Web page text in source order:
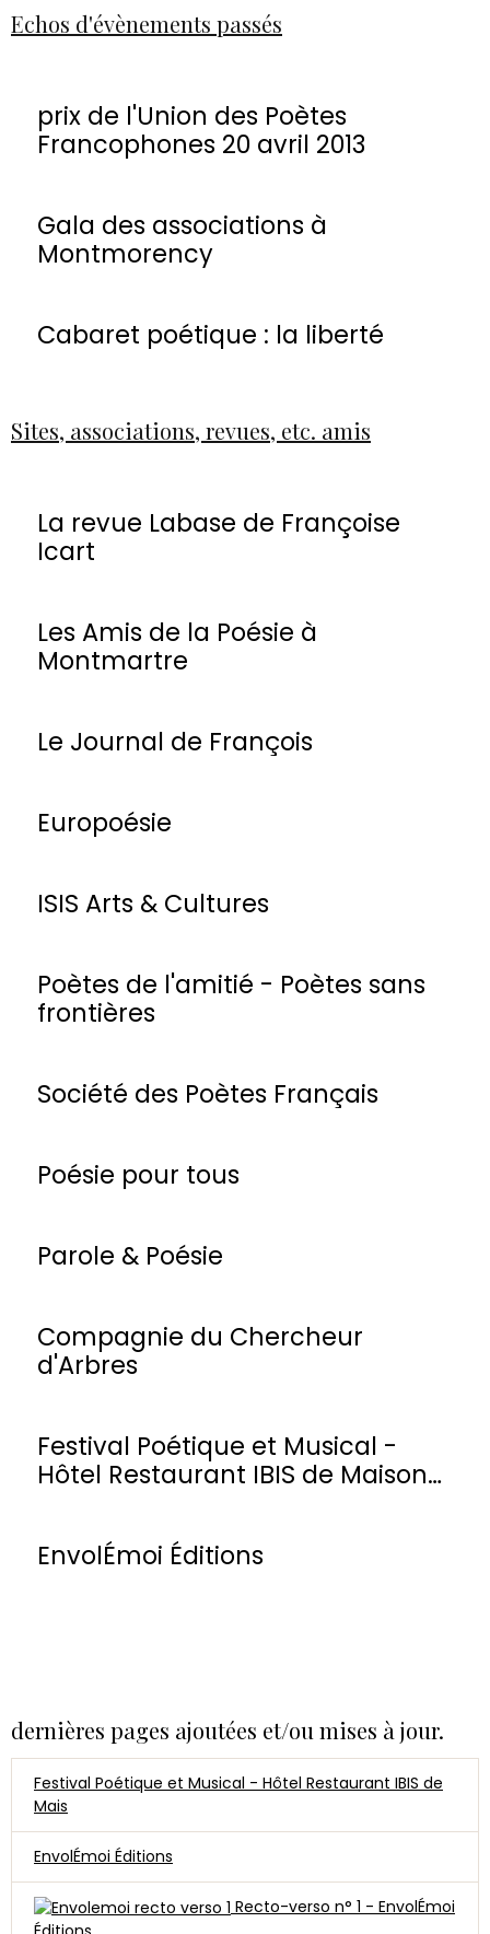
Echos d'évènements passés
prix de l'Union des Poètes
Francophones 20 avril 2013
Gala des associations à
Montmorency
Cabaret poétique : la liberté
Sites, associations, revues, etc. amis
La revue Labase de Françoise
Icart
Les Amis de la Poésie à
Montmartre
Le Journal de François
Europoésie
ISIS Arts & Cultures
Poètes de l'amitié - Poètes sans
frontières
Société des Poètes Français
Poésie pour tous
Parole & Poésie
Compagnie du Chercheur
d'Arbres
Festival Poétique et Musical -
Hôtel Restaurant IBIS de Maisons-
EnvolÉmoi Éditions
dernières pages ajoutées et/ou mises à jour.
Festival Poétique et Musical - Hôtel Restaurant IBIS de
Mais
EnvolÉmoi Éditions
Recto-verso n° 1 - EnvolÉmoi